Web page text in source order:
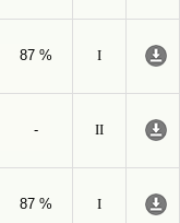
87 %
I
-
II
87 %
I